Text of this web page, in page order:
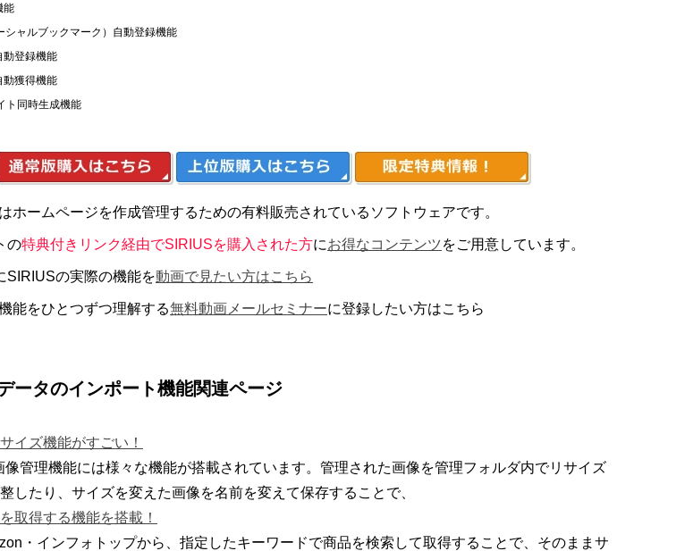
能
シャルブックマーク）自動登録機能
動登録機能
動獲得機能
ト同時生成機能
ホームページを作成管理するための有料販売されているソフトウェアです。
の特典付きリンク経由でSIRIUSを購入された方にお得なコンテンツをご用意しています。
SIRIUSの実際の機能を動画で見たい方はこちら
能をひとつずつ理解する無料動画メールセミナーに登録したい方はこちら
ータのインポート機能関連ページ
イズ機能がすごい！
像管理機能には様々な機能が搭載されています。管理された画像を管理フォルダ内でリサイズ
したり、サイズを変えた画像を名前を変えて保存することで、
取得する機能を搭載！
・インフォトップから、指定したキーワードで商品を検索して取得することで、そのままサ